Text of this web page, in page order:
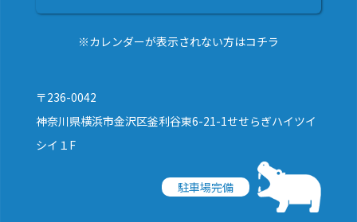
※カレンダーが表示されない方はコチラ
〒236-0042
神奈川県横浜市金沢区釜利谷東6-21-1せせらぎハイツイ
シイ１F
駐車場完備